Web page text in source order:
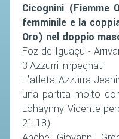
Cicognini (Fiamme
femminile e la
Oro) nel doppio
Foz de Iguaçu -
3 Azzurri impegnati.
L'atleta Azzurra
una partita molto
Lohaynny Vicente
21-18).